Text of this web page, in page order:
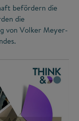
befördern die
die
von Volker Meyer-